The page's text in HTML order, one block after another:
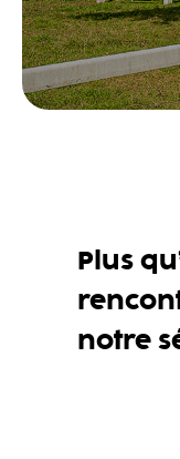
Plus
notre